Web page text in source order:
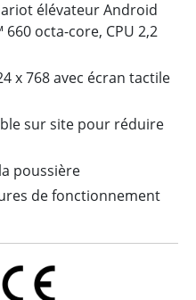
élévateur Android
octa-core, CPU 2,2
x 768 avec écran tactile
sur site pour réduire
poussière
de fonctionnement